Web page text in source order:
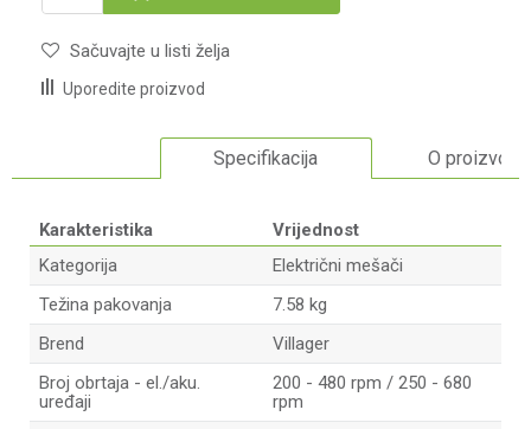
Sačuvajte u listi želja
Uporedite proizvod
Specifikacija O proizvodu
Karakteristika
Vrijednost
Kategorija
Električni mešači
Težina pakovanja
7.58 kg
Brend
Villager
Broj obrtaja - el./aku.
uređaji
200 - 480 rpm / 250 - 680
rpm